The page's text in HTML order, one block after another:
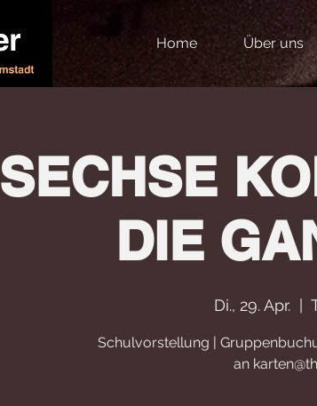
Home Über uns
SECHSE
DIE
Di., 29. Apr.
Schulvorstellung |
an